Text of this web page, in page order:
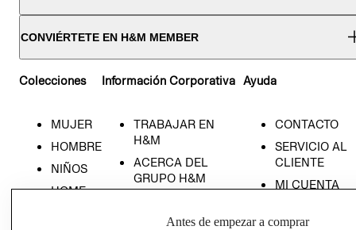
CONVIÉRTETE EN H&M MEMBER
Colecciones
MUJER
HOMBRE
NIÑOS
HOME
Información Corporativa
TRABAJAR EN
H&M
ACERCA DEL
GRUPO H&M
SOCIAL
Ayuda
CONTACTO
SERVICIO AL
CLIENTE
MI CUENTA
TIENDAS
Antes de empezar a comprar